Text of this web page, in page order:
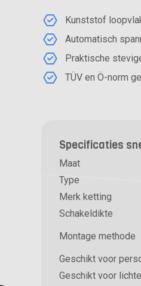
Kunststof
Automatisch
Praktische
TÜV en Ö-norm
Specificaties
Maat
Type
Merk ketting
Schakeldikte
Montage methode
Geschikt voor
Geschikt voor